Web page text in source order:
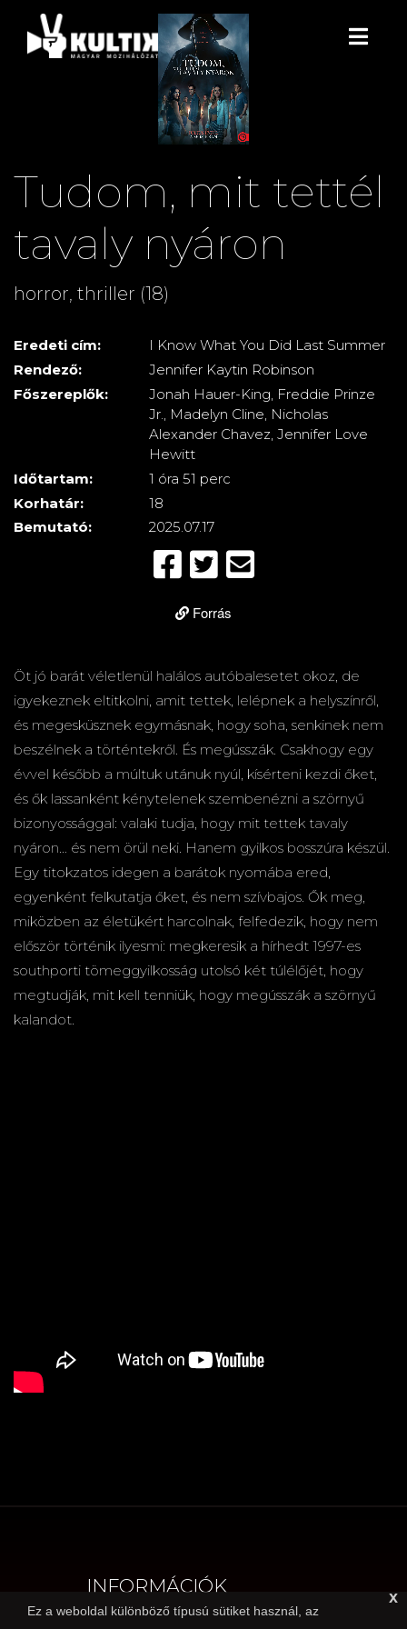
Tudom, mit tettél
tavaly nyáron
horror, thriller (18)
Eredeti cím:
I Know What You Did Last Summer
Rendező:
Jennifer Kaytin Robinson
Főszereplők:
Jonah Hauer-King, Freddie Prinze
Jr., Madelyn Cline, Nicholas
Alexander Chavez, Jennifer Love
Hewitt
Időtartam:
1 óra 51 perc
Korhatár:
18
Bemutató:
2025.07.17
Forrás
Öt jó barát véletlenül halálos autóbalesetet okoz, de
igyekeznek eltitkolni, amit tettek, lelépnek a helyszínről,
és megesküsznek egymásnak, hogy soha, senkinek nem
beszélnek a történtekről. És megússzák. Csakhogy egy
évvel később a múltuk utánuk nyúl, kísérteni kezdi őket,
és ők lassanként kénytelenek szembenézni a szörnyű
bizonyossággal: valaki tudja, hogy mit tettek tavaly
nyáron… és nem örül neki. Hanem gyilkos bosszúra készül.
Egy titokzatos idegen a barátok nyomába ered,
egyenként felkutatja őket, és nem szívbajos. Ők meg,
miközben az életükért harcolnak, felfedezik, hogy nem
először történik ilyesmi: megkeresik a hírhedt 1997-es
southporti tömeggyilkosság utolsó két túlélőjét, hogy
megtudják, mit kell tenniük, hogy megússzák a szörnyű
kalandot.
x
Ez a weboldal különböző típusú sütiket használ, az
INFORMÁCIÓK